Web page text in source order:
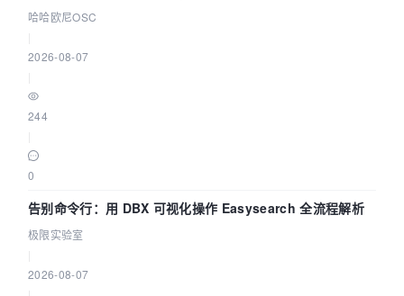
智能 Agent 应用
哈哈欧尼OSC
2026-08-07
244
0
告别命令行：用 DBX 可视化操作 Easysearch 全流程解析
极限实验室
2026-08-07